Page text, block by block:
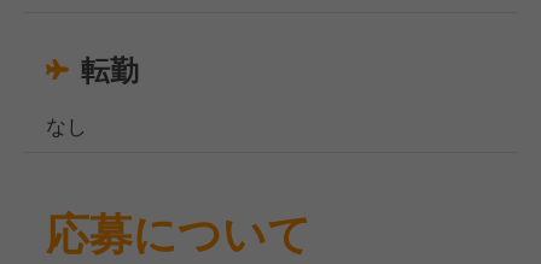
転勤
なし
応募について